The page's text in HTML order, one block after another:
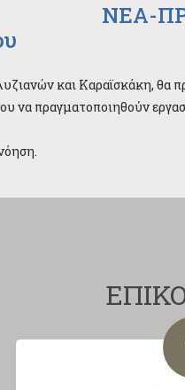
NEA-
και Καραϊσκάκη, θα
να πραγματοποιηθούν